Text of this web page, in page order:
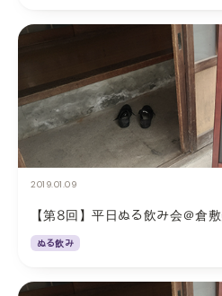
2019.01.09
【第8回】平日ぬる飲み会＠倉
ぬる飲み